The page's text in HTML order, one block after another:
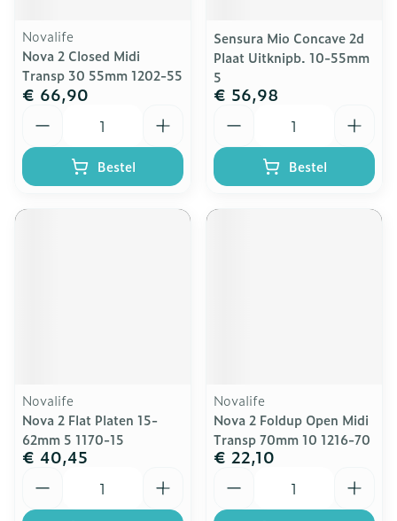
Novalife
Nova 2 Closed Midi
Transp 30 55mm 1202-55
€ 66,90
Bestel
Sensura Mio Concave 2d
Plaat Uitknipb. 10-55mm
5
€ 56,98
Bestel
Novalife
Nova 2 Flat Platen 15-
62mm 5 1170-15
€ 40,45
Novalife
Nova 2 Foldup Open Midi
Transp 70mm 10 1216-70
€ 22,10